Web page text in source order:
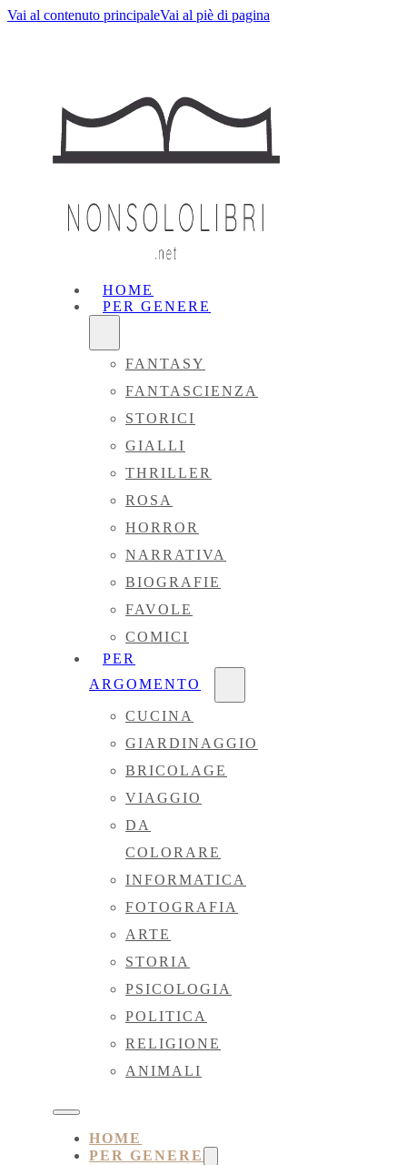
Vai al contenuto principaleVai al piè di pagina
HOME
PER GENERE
FANTASY
FANTASCIENZA
STORICI
GIALLI
THRILLER
ROSA
HORROR
NARRATIVA
BIOGRAFIE
FAVOLE
COMICI
PER
ARGOMENTO
CUCINA
GIARDINAGGIO
BRICOLAGE
VIAGGIO
DA
COLORARE
INFORMATICA
FOTOGRAFIA
ARTE
STORIA
PSICOLOGIA
POLITICA
RELIGIONE
ANIMALI
HOME
PER GENERE